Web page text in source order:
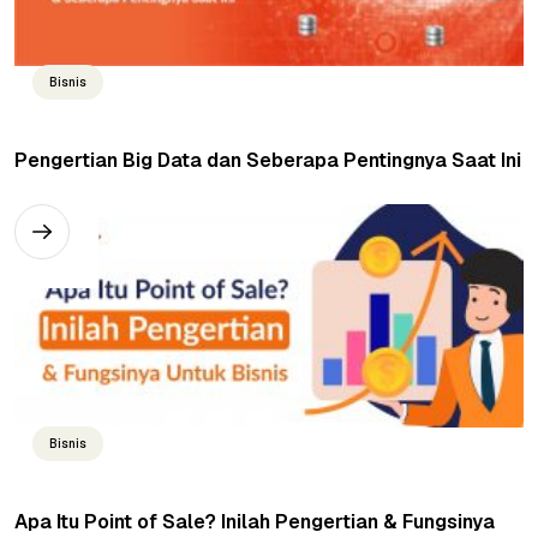
Bisnis
Pengertian Big Data dan Seberapa Pentingnya Saat Ini
Bisnis
Apa Itu Point of Sale? Inilah Pengertian & Fungsinya